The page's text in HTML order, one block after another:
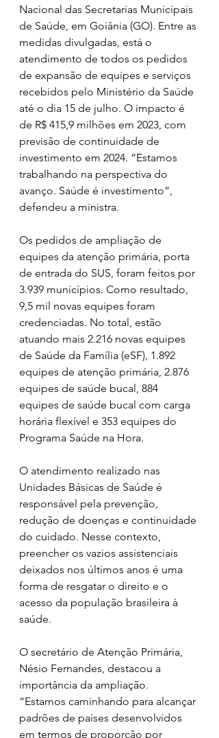
Nacional das Secretarias Municipais
de Saúde, em Goiânia (GO). Entre as
medidas divulgadas, está o
atendimento de todos os pedidos
de expansão de equipes e serviços
recebidos pelo Ministério da Saúde
até o dia 15 de julho. O impacto é
de R$ 415,9 milhões em 2023, com
previsão de continuidade de
investimento em 2024. “Estamos
trabalhando na perspectiva do
avanço. Saúde é investimento”,
defendeu a ministra.
Os pedidos de ampliação de
equipes da atenção primária, porta
de entrada do SUS, foram feitos por
3.939 municípios. Como resultado,
9,5 mil novas equipes foram
credenciadas. No total, estão
atuando mais 2.216 novas equipes
de Saúde da Família (eSF), 1.892
equipes de atenção primária, 2.876
equipes de saúde bucal, 884
equipes de saúde bucal com carga
horária flexível e 353 equipes do
Programa Saúde na Hora.
O atendimento realizado nas
Unidades Básicas de Saúde é
responsável pela prevenção,
redução de doenças e continuidade
do cuidado. Nesse contexto,
preencher os vazios assistenciais
deixados nos últimos anos é uma
forma de resgatar o direito e o
acesso da população brasileira à
saúde.
O secretário de Atenção Primária,
Nésio Fernandes, destacou a
importância da ampliação.
“Estamos caminhando para alcançar
padrões de países desenvolvidos
em termos de proporção por